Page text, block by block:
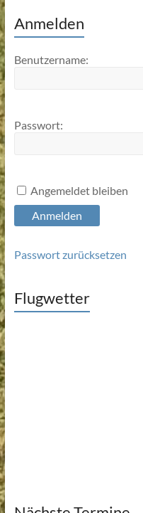
Anmelden
Benutzername:
Passwort:
Angemeldet bleiben
Anmelden
Passwort zurücksetzen
Flugwetter